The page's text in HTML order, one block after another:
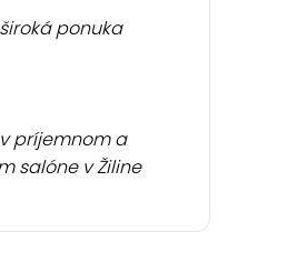
ponuka
príjemnom a
salóne v Žiline